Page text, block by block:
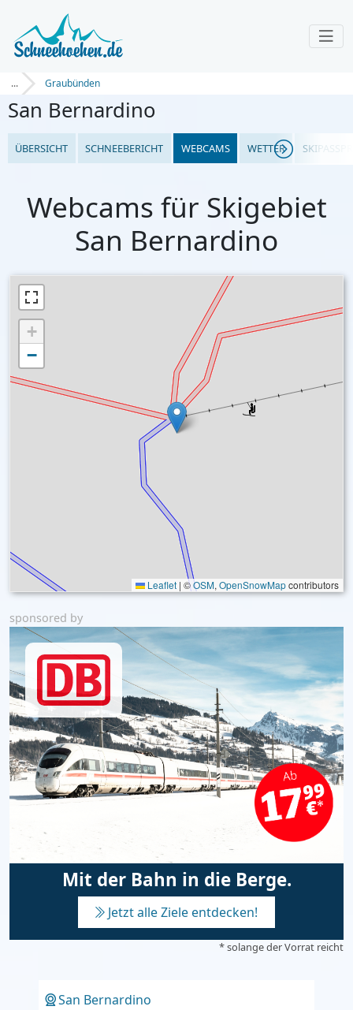
... Graubünden
San Bernardino
ÜBERSICHT SCHNEEBERICHT WEBCAMS WETTER
Webcams für Skigebiet
San Bernardino
+
−
Leaflet | ©OSM, OpenSnowMapcontributors
sponsored by
Mit der Bahn in die Berge.
Jetzt alle Ziele entdecken!
* solange der Vorrat reicht
San Bernardino